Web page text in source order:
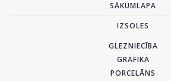
SĀKUMLAPA
IZSOLES
GLEZNIECĪBA
GRAFIKA
PORCELĀNS